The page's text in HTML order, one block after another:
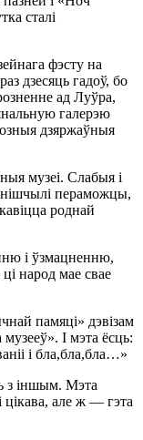
сталі
фэсту на
дзесяць гадоў, бо
ад Луўра,
галерэю
дзяржаўныя
музеі. Слабыя і
пераможцы,
роднай
і ўзмацненню,
народ мае свае
памяці» дэвізам
І мэта ёсць:
і бла,бла,бла…»
з іншым. Мэта
але ж — гэта